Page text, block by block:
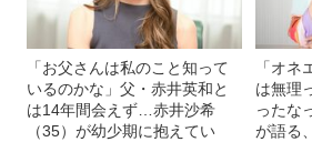
「お父さんは私のこと知って
いるのかな」父・赤井英和と
は14年間会えず…赤井沙希
（35）が幼少期に抱えてい
「オネ
は無理
ったな
が語る